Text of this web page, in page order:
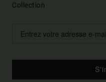
Collection